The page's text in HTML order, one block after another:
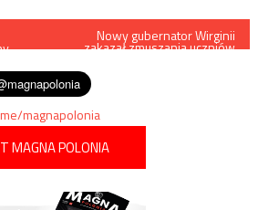
–
Nowy gubernator Wirginii
zakazał zmuszania uczniów
magnapolonia
MAGNA POLONIA